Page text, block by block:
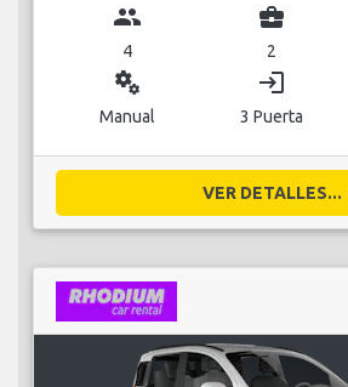
group
4
business_center
2
miscellaneous_services
Manual
login
3 Puerta
VER DETALLES...